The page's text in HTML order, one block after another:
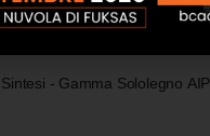
Rete bugnata - Torggler
Sintesi - Gamma Sololegno AIP